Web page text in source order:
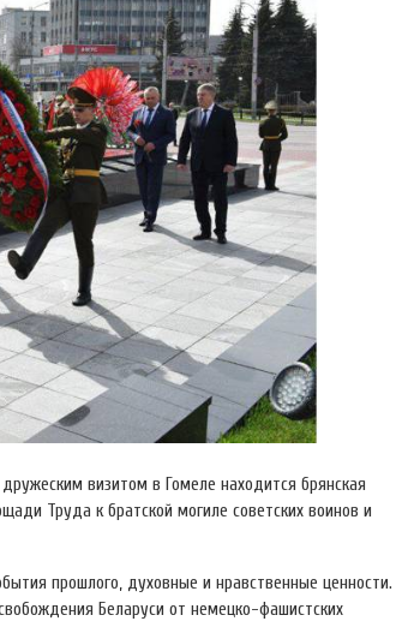
визитом в Гомеле находится брянская
Труда к братской могиле советских воинов и
прошлого, духовные и нравственные ценности.
Беларуси от немецко-фашистских